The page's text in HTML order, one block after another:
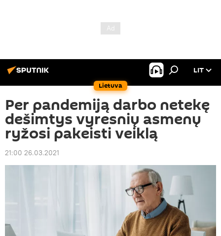
Lietuva
LIT
Per pandemiją darbo netekę
dešimtys vyresnių asmenų
ryžosi pakeisti veiklą
21:00 26.03.2021